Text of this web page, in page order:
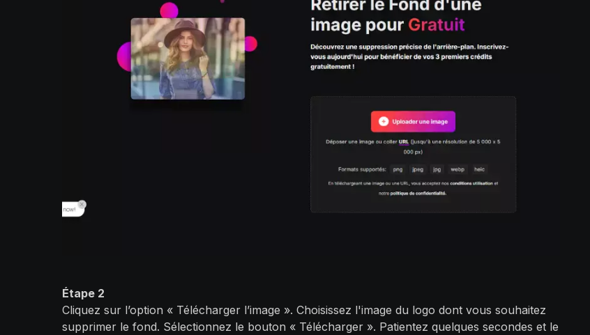
Étape 2
Cliquez sur l’option « Télécharger l’image ». Choisissez l'image du logo dont vous souhaitez
supprimer le fond. Sélectionnez le bouton « Télécharger ». Patientez quelques secondes et le